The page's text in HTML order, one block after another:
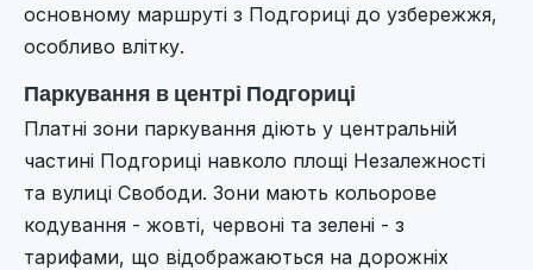
основному маршруті з Подгориці до узбережжя,
особливо влітку.
Паркування в центрі Подгориці
Платні зони паркування діють у центральній
частині Подгориці навколо площі Незалежності
та вулиці Свободи. Зони мають кольорове
кодування - жовті, червоні та зелені - з
тарифами, що відображаються на дорожніх